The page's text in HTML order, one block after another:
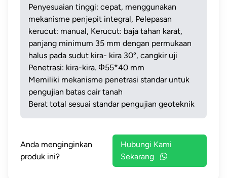
Penyesuaian tinggi: cepat, menggunakan
mekanisme penjepit integral, Pelepasan
kerucut: manual, Kerucut: baja tahan karat,
panjang minimum 35 mm dengan permukaan
halus pada sudut kira- kira 30°, cangkir uji
Penetrasi: kira-kira. Φ55*40 mm
Memiliki mekanisme penetrasi standar untuk
pengujian batas cair tanah
Berat total sesuai standar pengujian geoteknik
Anda menginginkan
produk ini?
Hubungi Kami
Sekarang